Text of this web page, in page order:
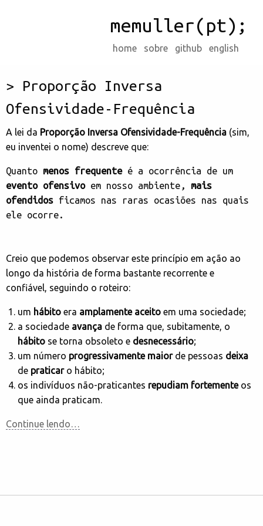
memuller(pt);
home sobre github english
Proporção Inversa
Ofensividade-Frequência
A lei da Proporção Inversa Ofensividade-Frequência (sim,
eu inventei o nome) descreve que:
Quanto menos frequenteé a ocorrência de um
evento ofensivoem nosso ambiente, mais
ofendidos ficamos nas raras ocasiões nas quais
ele ocorre.
Creio que podemos observar este princípio em ação ao
longo da história de forma bastante recorrente e
confiável, seguindo o roteiro:
um hábito era amplamente aceito em uma sociedade;
a sociedade avança de forma que, subitamente, o
hábito se torna obsoleto e desnecessário;
um número progressivamente maiorde pessoas deixa
de praticaro hábito;
os indivíduos não-praticantes repudiam fortementeos
que ainda praticam.
Continue lendo…